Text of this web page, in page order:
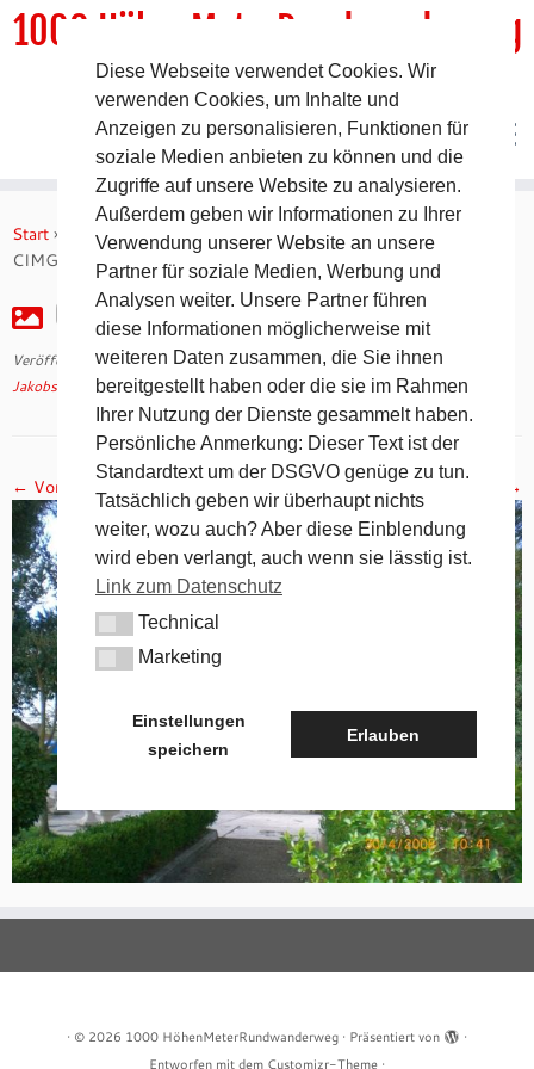
Inhalt
springen
1000 HöhenMeterRundwanderweg
DER Rundwanderweg um Pommelsbrunn
Start » Jakobsweg 2008 – 12. Tag auf dem Camino Francés
CIMG2556
CIMG2556
Veröffentlicht am30. April 2018mit den Abmessungen1024 × 768
Jakobsweg 2008 – 12. Tag auf dem Camino Francés.
← Vorheriges Nächstes →
· © 2026 1000 HöhenMeterRundwanderweg · Präsentiert von
·
Entworfen mit dem Customizr-Theme ·
Diese Webseite verwendet Cookies. Wir
verwenden Cookies, um Inhalte und
Anzeigen zu personalisieren, Funktionen für
soziale Medien anbieten zu können und die
Zugriffe auf unsere Website zu analysieren.
Außerdem geben wir Informationen zu Ihrer
Verwendung unserer Website an unsere
Partner für soziale Medien, Werbung und
Analysen weiter. Unsere Partner führen
diese Informationen möglicherweise mit
weiteren Daten zusammen, die Sie ihnen
bereitgestellt haben oder die sie im Rahmen
Ihrer Nutzung der Dienste gesammelt haben.
Persönliche Anmerkung: Dieser Text ist der
Standardtext um der DSGVO genüge zu tun.
Tatsächlich geben wir überhaupt nichts
weiter, wozu auch? Aber diese Einblendung
wird eben verlangt, auch wenn sie lässtig ist.
Link zum Datenschutz
TechnicalTechnical
MarketingMarketing
Einstellungen
speichern
Erlauben